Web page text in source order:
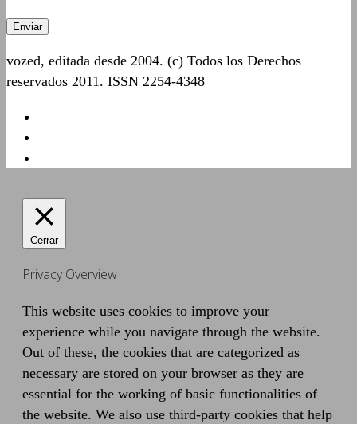
vozed, editada desde 2004. (c) Todos los Derechos
reservados 2011. ISSN 2254-4348
Cerrar
Privacy Overview
This website uses cookies to improve your
experience while you navigate through the website.
Out of these, the cookies that are categorized as
necessary are stored on your browser as they are
essential for the working of basic functionalities of
the website. We also use third-party cookies that help